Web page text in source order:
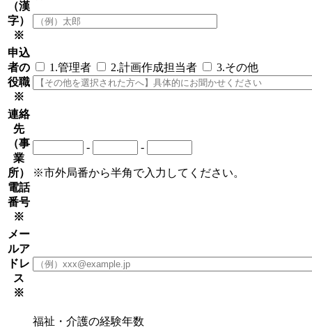
（漢
字）
※
申込
者の
役職
※
1.管理者 2.計画作成担当者 3.その他
連絡
先
（事
業
所）
電話
番号
※
- -
※市外局番から半角で入力してください。
メー
ルア
ドレ
ス
※
福祉・介護の経験年数